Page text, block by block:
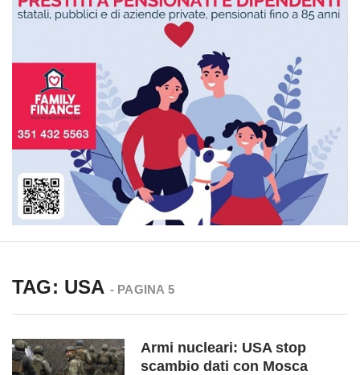
TAG: USA - PAGINA 5
Armi nucleari: USA stop
scambio dati con Mosca